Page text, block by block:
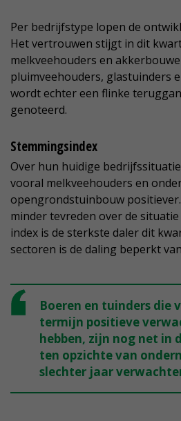
Per bedrijfstype lopen de
Het vertrouwen stijgt in dit
melkveehouders en
pluimveehouders, glastuinders
wordt echter een flinke
genoteerd.
Stemmingsindex
Over hun huidige
vooral melkveehouders en
opengrondstuinbouw
minder tevreden over de
index is de sterkste daler dit
sectoren is de daling beperkt
Boeren en tuinders die
termijn positieve
hebben, zijn nog net in
ten opzichte van
slechter jaar